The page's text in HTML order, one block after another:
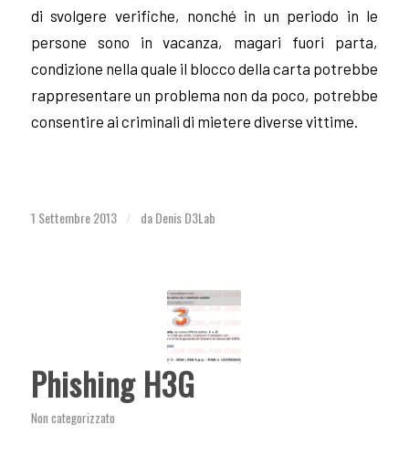
di svolgere verifiche, nonché in un periodo in le
persone sono in vacanza, magari fuori parta,
condizione nella quale il blocco della carta potrebbe
rappresentare un problema non da poco, potrebbe
consentire ai criminali di mietere diverse vittime.
1 Settembre 2013 / daDenis D3Lab
Phishing H3G
Non categorizzato